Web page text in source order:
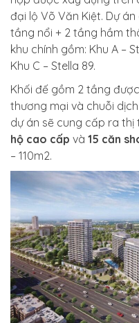
đại lộ Võ Văn Kiệt. Dự
tầng nổi + 2 tầng hầm
khu chính gồm: Khu A –
Khu C – Stella 89.
Khối đế gồm 2 tầng
thương mại và chuỗi
dự án sẽ cung cấp ra thị
hộ cao cấp và 15 căn
– 110m2.